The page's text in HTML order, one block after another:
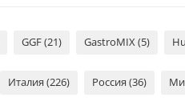
GGF (21) GastroMIX (5)
Италия (226) Россия (36)